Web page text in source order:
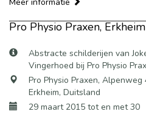
Pro Physio Praxen,
Abstracte schilderijen van
Vingerhoed bij Pro Physio
Pro Physio Praxen, Alpenweg
Erkheim, Duitsland
29 maart 2015 tot en met 30